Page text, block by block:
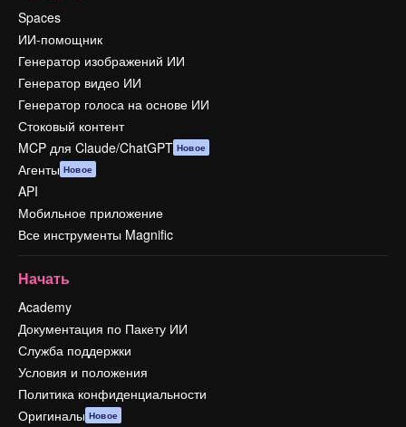
Spaces
ИИ-помощник
Генератор изображений ИИ
Генератор видео ИИ
Генератор голоса на основе ИИ
Стоковый контент
MCP для Claude/ChatGPT Новое
Агенты Новое
API
Мобильное приложение
Все инструменты Magnific
Начать
Academy
Документация по Пакету ИИ
Служба поддержки
Условия и положения
Политика конфиденциальности
Оригиналы Новое